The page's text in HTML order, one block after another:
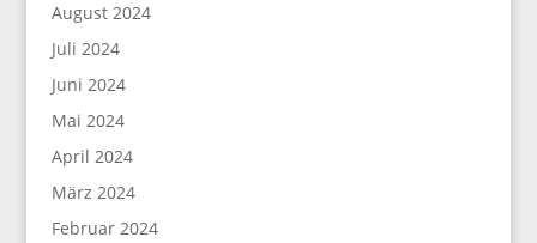
August 2024
Juli 2024
Juni 2024
Mai 2024
April 2024
März 2024
Februar 2024